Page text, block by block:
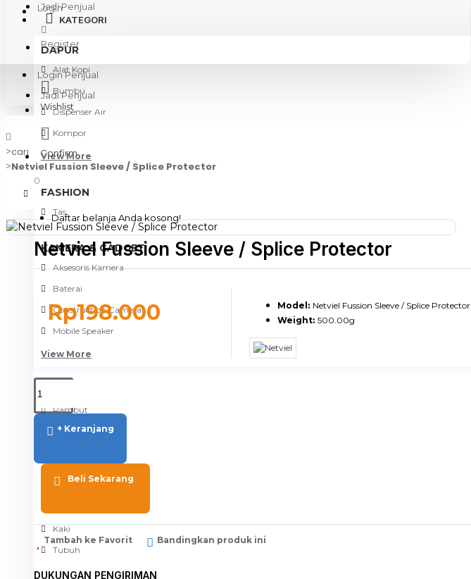
Jadi Penjual
Wishlist
Confirm
0
Daftar belanja Anda kosong!
KATEGORI
DAPUR
Alat Kopi
Bumbu
Dispenser Air
Kompor
View More
FASHION
Tas
KAMERA & GADGET
Aksesoris Kamera
Baterai
Construction Camera
Mobile Speaker
View More
Rambut
Tubuh
KESEHATAN
Kaki
Tubuh
Login
Register
Login Penjual
Jadi Penjual
cari
Netviel Fussion Sleeve / Splice Protector
Netviel Fussion Sleeve / Splice Protector
Rp198.000 Model: Netviel Fussion Sleeve / Splice Protector
Weight: 500.00g
+ Keranjang
Beli Sekarang
Tambah ke Favorit Bandingkan produk ini
DUKUNGAN PENGIRIMAN